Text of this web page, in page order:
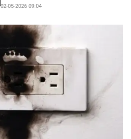
02-05-2026 09:04